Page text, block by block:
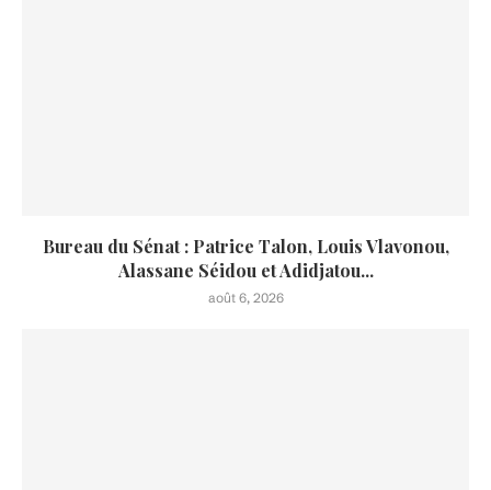
Bureau du Sénat : Patrice Talon, Louis Vlavonou,
Alassane Séidou et Adidjatou...
août 6, 2026